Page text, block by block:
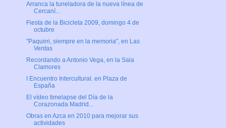
Arranca la tuneladora de la nueva línea de
Cercaní...
Fiesta de la Bicicleta 2009, domingo 4 de
octubre
"Paquirri, siempre en la memoria", en Las
Ventas
Recordando a Antonio Vega, en la Sala
Clamores
I Encuentro Intercultural. en Plaza de
España
El vídeo timelapse del Día de la
Corazonada Madrid...
Obras en Azca en 2010 para mejorar sus
actividades